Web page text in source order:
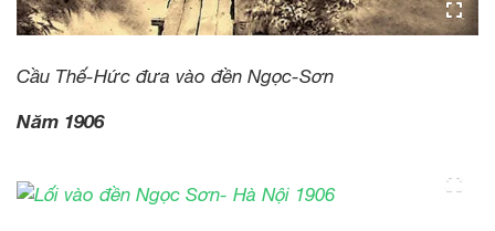
Cầu Thế-Hức đưa vào đền Ngọc-Sơn
Năm 1906